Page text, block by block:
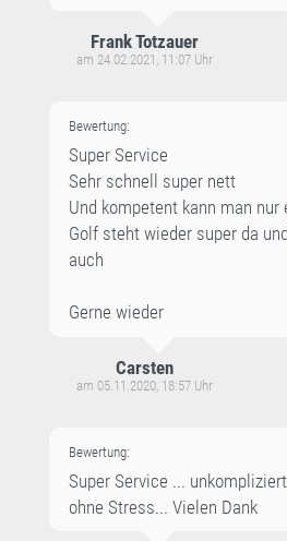
Frank Totzauer
am 24.02.2021, 11:07 Uhr
Bewertung:
Super Service
Sehr schnell super nett
Und kompetent kann man
Golf steht wieder super da
auch
Gerne wieder
Carsten
am 05.11.2020, 18:57 Uhr
Bewertung:
Super Service ...
ohne Stress... Vielen Dank